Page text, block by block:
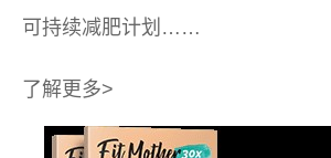
可持续减肥计划……
了解更多>